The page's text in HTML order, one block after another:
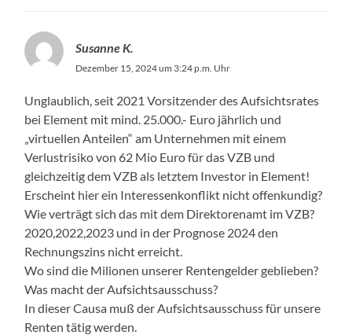
Susanne K.
Dezember 15, 2024 um 3:24 p.m. Uhr
Unglaublich, seit 2021 Vorsitzender des Aufsichtsrates
bei Element mit mind. 25.000.- Euro jährlich und
„virtuellen Anteilen“ am Unternehmen mit einem
Verlustrisiko von 62 Mio Euro für das VZB und
gleichzeitig dem VZB als letztem Investor in Element!
Erscheint hier ein Interessenkonflikt nicht offenkundig?
Wie verträgt sich das mit dem Direktorenamt im VZB?
2020,2022,2023 und in der Prognose 2024 den
Rechnungszins nicht erreicht.
Wo sind die Milionen unserer Rentengelder geblieben?
Was macht der Aufsichtsausschuss?
In dieser Causa muß der Aufsichtsausschuss für unsere
Renten tätig werden.